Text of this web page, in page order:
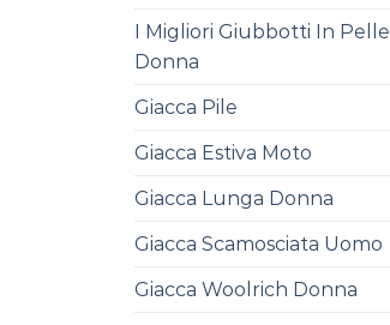
I Migliori Giubbotti In Pelle
Donna
Giacca Pile
Giacca Estiva Moto
Giacca Lunga Donna
Giacca Scamosciata Uomo
Giacca Woolrich Donna